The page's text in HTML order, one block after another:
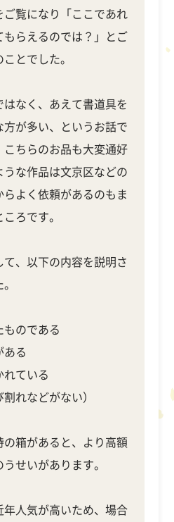
覧になり「ここであれ
らえるのでは？」とご
とでした。
なく、あえて書道具を
が多い、というお話で
ちらのお品も大変通好
な作品は文京区などの
よく依頼があるのもま
ろです。
、以下の内容を説明さ
ものである
ある
れている
れなどがない）
箱があると、より高額
せいがあります。
年人気が高いため、場合